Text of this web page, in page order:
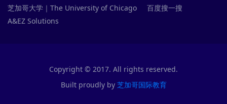
芝加哥大学｜The University of Chicago
百度搜一搜
A&EZ Solutions
Copyright © 2017. All rights reserved.
Built proudly by 芝加哥国际教育